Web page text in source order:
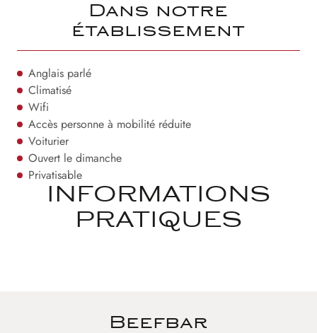
Dans notre
établissement
Anglais parlé
Climatisé
Wifi
Accès personne à mobilité réduite
Voiturier
Ouvert le dimanche
Privatisable
INFORMATIONS
PRATIQUES
Beefbar